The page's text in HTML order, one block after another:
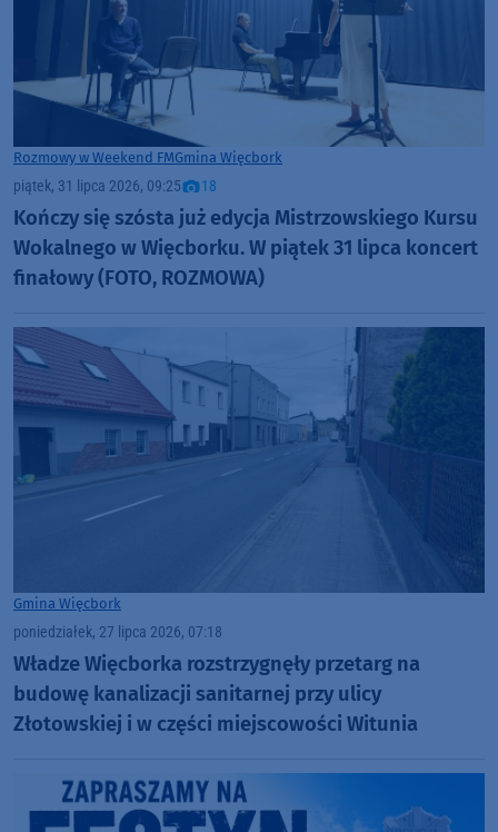
Rozmowy w Weekend FMGmina Więcbork
piątek, 31 lipca 2026, 09:25 18
Kończy się szósta już edycja Mistrzowskiego Kursu
Wokalnego w Więcborku. W piątek 31 lipca koncert
finałowy (FOTO, ROZMOWA)
Gmina Więcbork
poniedziałek, 27 lipca 2026, 07:18
Władze Więcborka rozstrzygnęły przetarg na
budowę kanalizacji sanitarnej przy ulicy
Złotowskiej i w części miejscowości Witunia